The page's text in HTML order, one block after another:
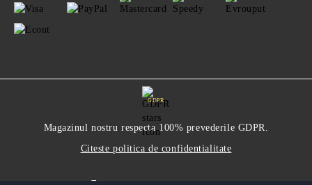
GDPR
Magazinul nostru respecta 100% prevederile GDPR.
Citeste politica de confidentialitate